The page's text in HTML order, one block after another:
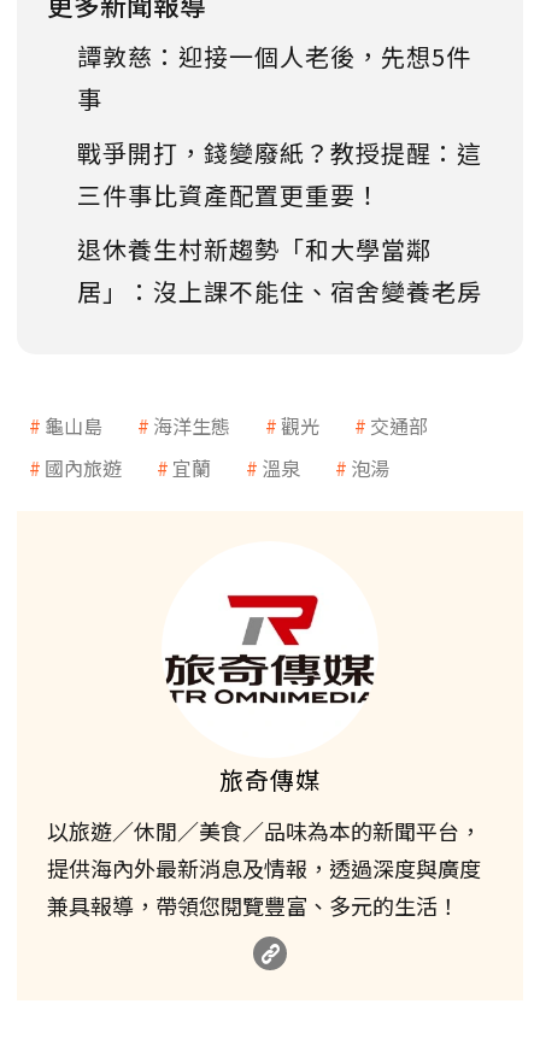
譚敦慈：迎接一個人老後，先想5件
事
戰爭開打，錢變廢紙？教授提醒：這
三件事比資產配置更重要！
退休養生村新趨勢「和大學當鄰
居」：沒上課不能住、宿舍變養老房
龜山島 海洋生態 觀光
交通部
國內旅遊
宜蘭 溫泉 泡湯
旅奇傳媒
以旅遊／休閒／美食／品味為本的新聞平台，
提供海內外最新消息及情報，透過深度與廣度
兼具報導，帶領您閱覽豐富、多元的生活！